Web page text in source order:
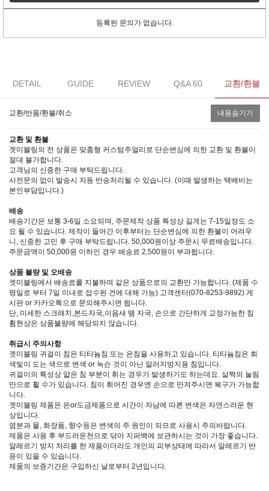
등록된 문의가 없습니다.
DETAIL GUIDE REVIEW Q&A 60 교환/환불
교환/반품/환불/취소 내용숨기기
교환 및 환불
겟미블링의 전 상품은 맞춤형 커스텀주얼리로 단순변심에 의한 교환 및 환불이
절대 불가합니다.
고객님의 신중한 구매 부탁드립니다.
사전문의 없이 발송시 자동 반송처리될 수 있습니다. (이때 발생하는 택배비는
본인부담입니다.)
배송
배송기간은 보통 3-6일 소요되며, 주문제작 상품 특성상 길게는 7-15일정도 소
요 될 수 있습니다. 제작이 들어간 이후부터는 단순변심에 의한 환불이 어려우
니, 신중한 고민 후 구매 부탁드립니다. 50,000원이상 주문시 무료배송입니다.
주문금액이 50,000원 이하인 경우 배송료 2,500원이 부과됩니다.
상품 불량 및 오배송
겟미블링에서 배송료를 지불하며 같은 상품으로의 교환만 가능합니다. (제품 수
령일로 부터 7일 이내로 접수된 건에 대해 가능) 고객센터(070-8253-9892) 게
시판 or 카카오톡으로 문의해주시면 됩니다.
단, 미세한 스크래치,본드자국,이음새 땜 자국, 손으로 간단하게 교정가능한 침
휨현상은 상품불량에 해당되지 않습니다.
취급시 주의사항
겟미블링 귀걸이 침은 티타늄침 또는 은침을 사용하고 있습니다. 티타늄침은 회
색빛이 도는 색으로 변색 or 녹슨 것이 아닌 알러지방지용 침입니다.
귀걸이의 특성상 얇은 침 부분이 휘는 경우가 발생하기도 하는데요. 살짝의 눌림
만으로 휠 수가 있습니다. 침이 휘어진 경우엔 손으로 만져주시면 복구가 가능합
니다.
겟미블링 제품은 은or도금제품으로 시간이 자남에 따른 변색은 자연스러운 현
상입니다.
염분과 물, 화장품, 향수등은 변색의 주 원인이 되므로 사용시 주의바랍니다.
제품은 사용 후 부드러운천으로 닦아 지퍼백에 보관하시는 것이 가장 좋습니다.
알레르기 방지 처리를 한 제품이더라도 개인의 피부상태에 따라서 알레르기 반
응이 있을 수 있습니다.
제품의 보증기간은 구입하신 날로부터 2년입니다.